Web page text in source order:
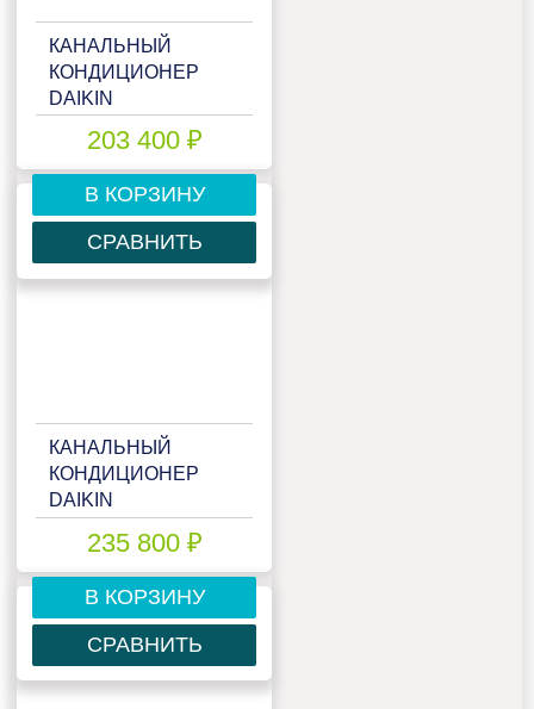
КАНАЛЬНЫЙ
КОНДИЦИОНЕР
DAIKIN
203 400 ₽
В КОРЗИНУ
СРАВНИТЬ
КАНАЛЬНЫЙ
КОНДИЦИОНЕР
DAIKIN
235 800 ₽
В КОРЗИНУ
СРАВНИТЬ